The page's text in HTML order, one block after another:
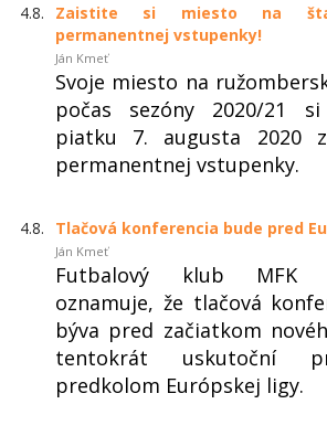
4.8.
Zaistite si miesto na
permanentnej vstupenky!
Ján Kmeť
Svoje miesto na
počas sezóny 2020/21
piatku 7. augusta 2020
permanentnej vstupenky.
4.8. Tlačová konferencia bude pred
Ján Kmeť
Futbalový klub MFK
oznamuje, že tlačová
býva pred začiatkom
tentokrát uskutoční
predkolom Európskej ligy.